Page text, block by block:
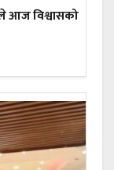
आज विश्वासको